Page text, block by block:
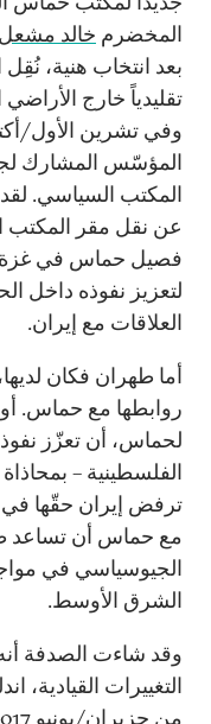
المخضرم خالد مشعل
بعد انتخاب هنية،
تقليدياً خارج
المؤسّس المشارك
المكتب السياسي.
عن نقل مقر المكتب
فصيل حماس في غزة،
لتعزيز نفوذه داخل
العلاقات مع إيران.
أما طهران فكان
روابطها مع حماس.
لحماس، أن تعزّز
الفلسطينية –
ترفض إيران حقّها في
مع حماس أن تساعد
الجيوسياسي في
الشرق الأوسط.
وقد شاءت الصدفة
التغييرات القيادية،